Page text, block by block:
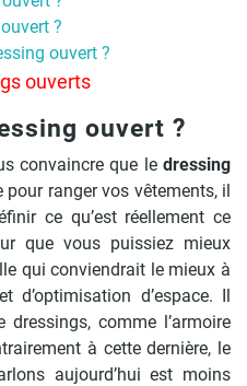
?
ouvert ?
ouverts
ouvert ?
convaincre que le dressing
ranger vos vêtements, il
ce qu’est réellement ce
que vous puissiez mieux
qui conviendrait le mieux à
d’optimisation d’espace. Il
comme l’armoire
à cette dernière, le
aujourd’hui est moins